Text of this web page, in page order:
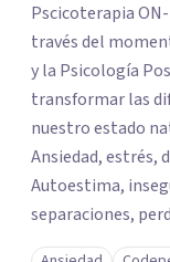
Pscicoterapia ON-
través del
y la Psicología
transformar las dificultades; mismas que nos alejan de
nuestro estado
Ansiedad, estrés,
Autoestima,
separaciones,
emociones,